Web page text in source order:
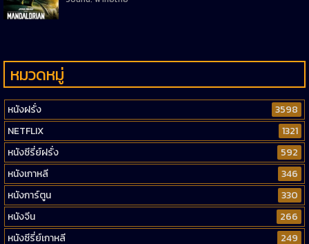
หมวดหมู่
หนังฝรั่ง
3598
NETFLIX
1321
หนังซีรี่ย์ฝรั่ง
592
หนังเกาหลี
346
หนังการ์ตูน
330
หนังจีน
266
หนังซีรี่ย์เกาหลี
249